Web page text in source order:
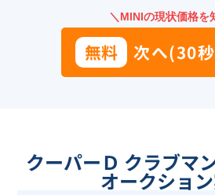
＼MINIの現状価格を
無料 次へ(30
クーパーＤ クラブマ
オークショ